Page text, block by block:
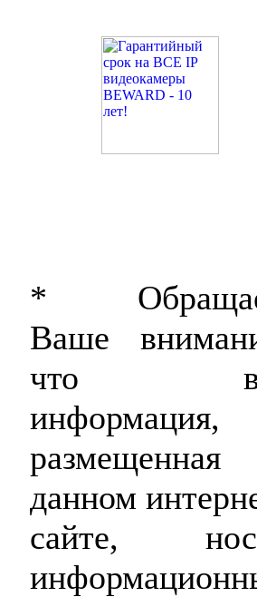
*
Ваше
что
информация,
размещенная
данном
сайте,